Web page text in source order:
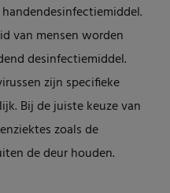
van mensen worden
desinfectiemiddel.
zijn specifieke
Bij de juiste keuze van
zoals de
de deur houden.